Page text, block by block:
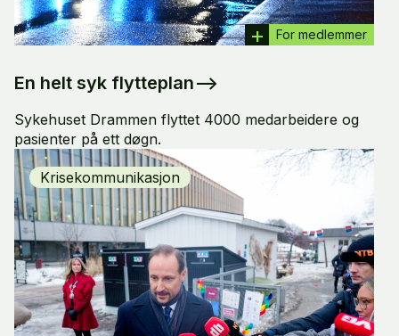
For medlemmer
En helt syk flytteplan–>
Sykehuset Drammen flyttet 4000 medarbeidere og
pasienter på ett døgn.
Krisekommunikasjon